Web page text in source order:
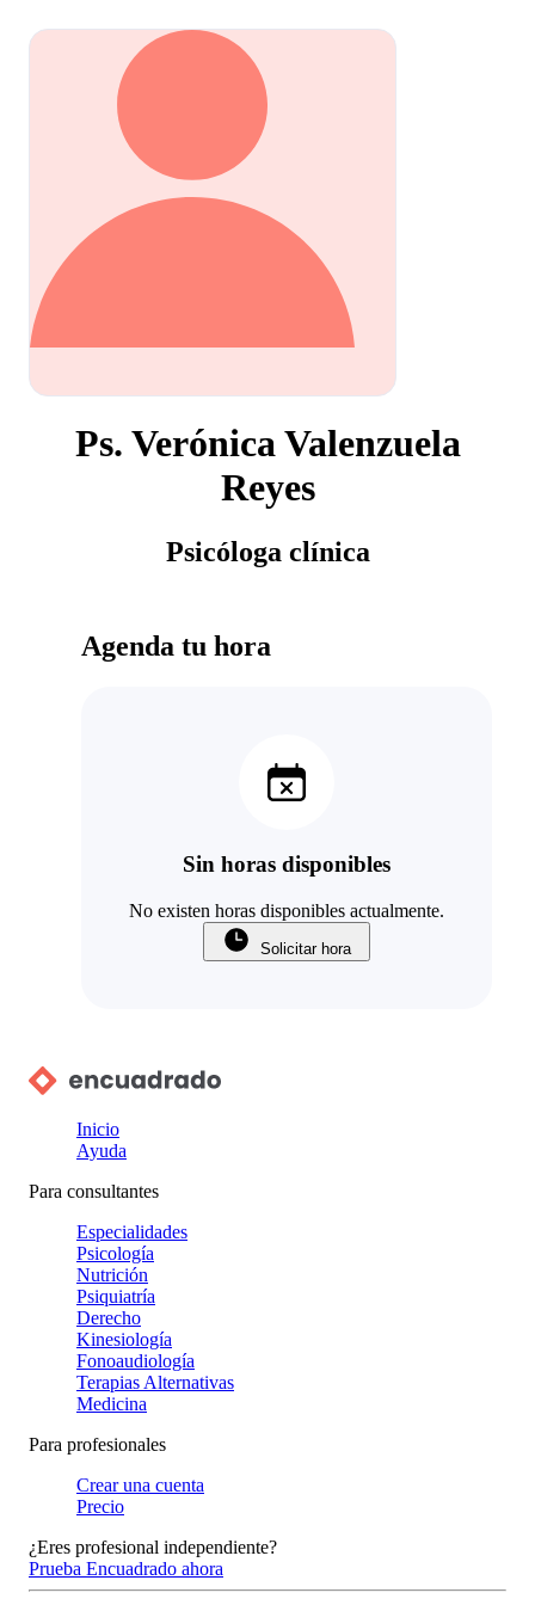
Ps. Verónica Valenzuela
Reyes
Psicóloga clínica
Agenda tu hora
Sin horas disponibles
No existen horas disponibles actualmente.
Solicitar hora
Inicio
Ayuda
Para consultantes
Especialidades
Psicología
Nutrición
Psiquiatría
Derecho
Kinesiología
Fonoaudiología
Terapias Alternativas
Medicina
Para profesionales
Crear una cuenta
Precio
¿Eres profesional independiente?
Prueba Encuadrado ahora